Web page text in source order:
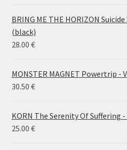
14.50 €
BRING ME THE HORIZON
(black)
28.00 €
MONSTER MAGNET Powertrip -
30.50 €
KORN The Serenity Of Suffering
25.00 €